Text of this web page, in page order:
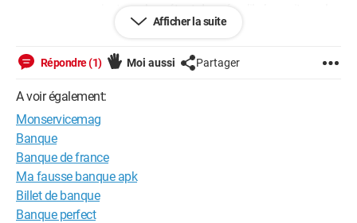
une arnaque ou juste un bug étant donné qu’il n’y avait pas le
nom de la boutique ni le montant.
arnaquer?? rassurez moi svp
Afficher la suite
Répondre (1) Moi aussi Partager
A voir également:
Monservicemag
Banque
Banque de france
Ma fausse banque apk
Billet de banque
Banque perfect